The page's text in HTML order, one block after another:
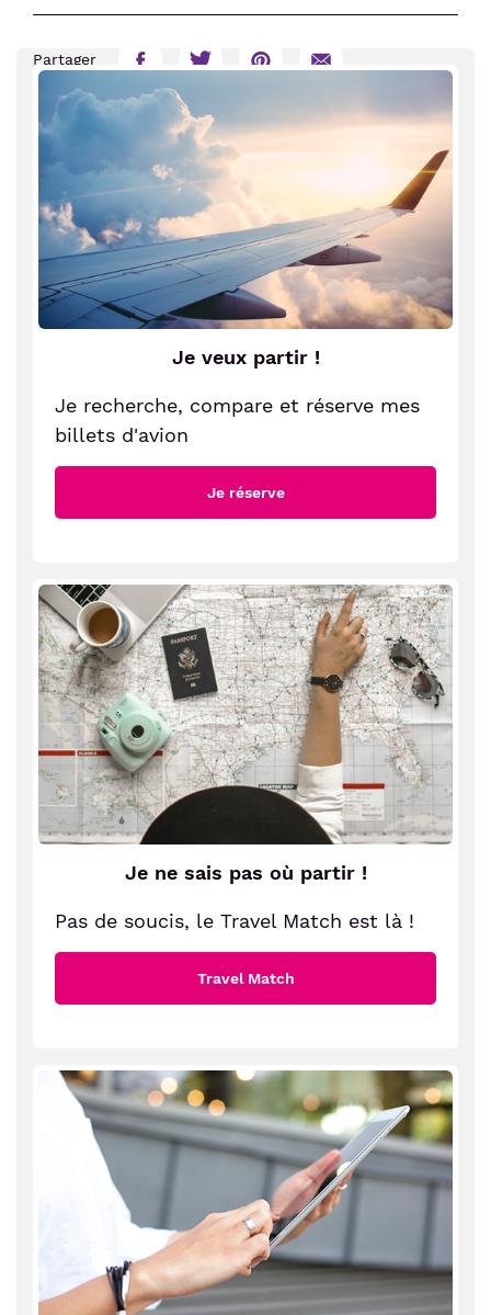
Partager
Partager
sur
Facebook
Partager
sur
Twitter
sur
Partager
mail
Je veux partir !
Je recherche, compare et réserve mes
billets d'avion
Je réserve
Je ne sais pas où partir !
Pas de soucis, le Travel Match est là !
Travel Match